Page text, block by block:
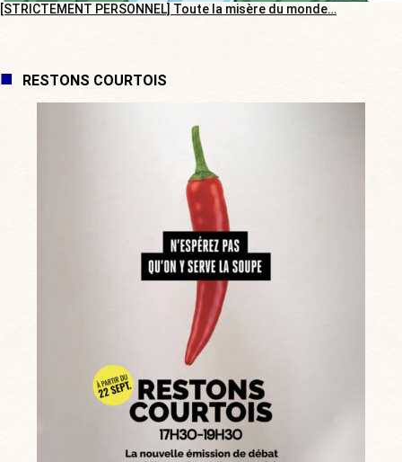
[STRICTEMENT PERSONNEL] Toute la misère du monde…
RESTONS COURTOIS